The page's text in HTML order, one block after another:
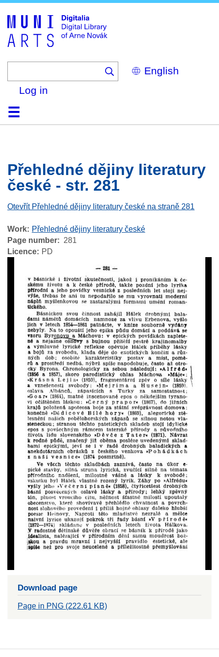
Select
your
Log in
HomeBrowse
Search
About
HelpContactDigitalia
Přehledné dějiny literatury
české - str. 281
Otevřít Přehledné dějiny literatury české na straně 281
Work
Přehledné dějiny literatury české
Page number
281
Licence
PD
Download page
Page in PNG (222.61 KB)